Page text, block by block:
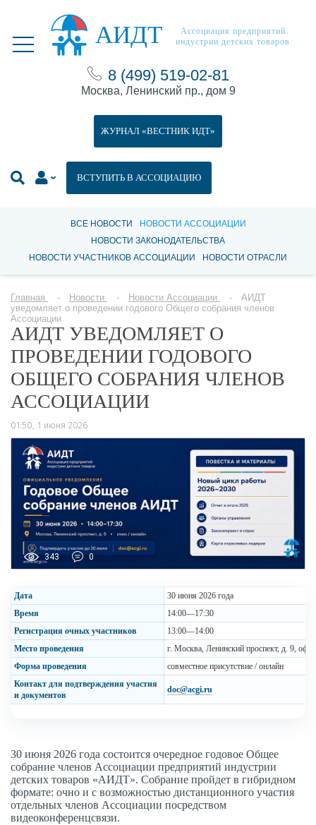
АИДТ
Ассоциация предприятий
индустрии детских товаров
8 (499) 519-02-81
Москва, Ленинский пр., дом 9
ВСТУПИТЬ В АССОЦИАЦИЮ
ЖУРНАЛ «ВЕСТНИК ИДТ»
ВСЕ НОВОСТИ
НОВОСТИ АССОЦИАЦИИ
НОВОСТИ ЗАКОНОДАТЕЛЬСТВА
НОВОСТИ УЧАСТНИКОВ АССОЦИАЦИИ
НОВОСТИ ОТРАСЛИ
Главная Новости Новости Ассоциации
АИДТ
уведомляет о проведении годового Общего собрания членов
Ассоциации
АИДТ УВЕДОМЛЯЕТ О
ПРОВЕДЕНИИ ГОДОВОГО
ОБЩЕГО СОБРАНИЯ ЧЛЕНОВ
АССОЦИАЦИИ
01:50, 1 июня 2026
343 0
Дата
30 июня 2026 года
Время
14:00—17:30
Регистрация очных участников
13:00—14:00
Место проведения
г. Москва, Ленинский проспект, д. 9,
Форма проведения
совместное присутствие / онлайн
Контакт для подтверждения участия
и документов
doc@acgi.ru
30 июня 2026 года состоится очередное годовое Общее
собрание членов Ассоциации предприятий индустрии
детских товаров «АИДТ». Собрание пройдет в гибридном
формате: очно и с возможностью дистанционного участия
отдельных членов Ассоциации посредством
видеоконференцсвязи.